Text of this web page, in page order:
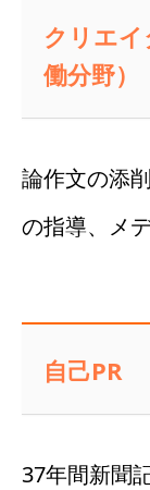
クリエ
働分野）
論作文の添
の指導、メ
自己PR
37年間新聞